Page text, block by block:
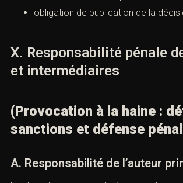
obligation de publication de la
auteurs et intermédiaires
(Provocation à la haine :
sanctions et défense
Combien font